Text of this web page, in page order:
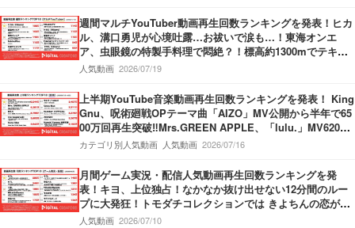
週間マルチYouTuber動画再生回数ランキングを発表！ヒカ
ル、溝口勇児が心境吐露…お祓いで涙も…！東海オンエ
ア、虫眼鏡の特製手料理で悶絶？！標高約1300mでテキー
ラがぶ飲み…果たしてどちらが酔うのか？！
人気動画 2026/07/19
上半期YouTube音楽動画再生回数ランキングを発表！ King
Gnu、呪術廻戦OPテーマ曲「AIZO」MV公開から半年で65
00万回再生突破‼Mrs.GREEN APPLE、「lulu.」MV6200
万回再生突破‼M!LK、「爆裂愛してる」第3位獲得‼
カテゴリ別人気動画 人気動画 2026/07/16
月間ゲーム実況・配信人気動画再生回数ランキングを発
表！キヨ、上位独占！なかなか抜け出せない12分間のルー
プに大発狂！トモダチコレクションでは きよちんの恋が動
き出す！盲目少女をぬいぐるみを使って救うホラーゲーム
人気動画 2026/07/10